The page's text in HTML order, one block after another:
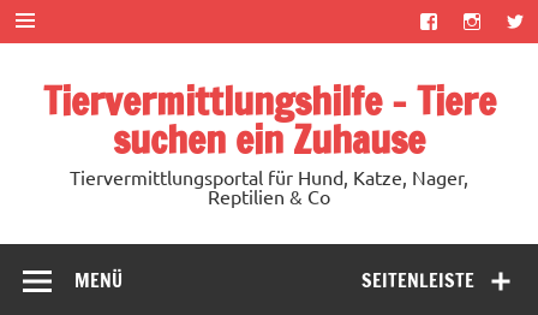
Zum
Inhalt
springen
Tiervermittlungshilfe – Tiere
suchen ein Zuhause
Tiervermittlungsportal für Hund, Katze, Nager,
Reptilien & Co
SEITENLEISTE
MENÜ